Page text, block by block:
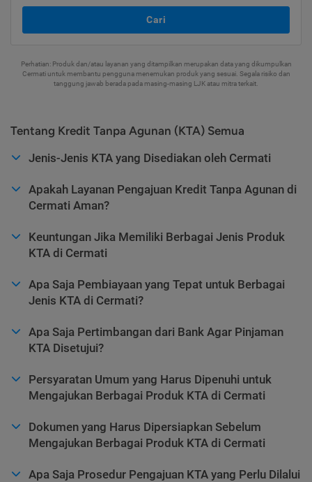
Cari
Perhatian: Produk dan/atau layanan yang ditampilkan merupakan data yang dikumpulkan
Cermati untuk membantu pengguna menemukan produk yang sesuai. Segala risiko dan
tanggung jawab berada pada masing-masing LJK atau mitra terkait.
Tentang Kredit Tanpa Agunan (KTA) Semua
Jenis-Jenis KTA yang Disediakan oleh Cermati
Apakah Layanan Pengajuan Kredit Tanpa Agunan di
Cermati Aman?
Keuntungan Jika Memiliki Berbagai Jenis Produk
KTA di Cermati
Apa Saja Pembiayaan yang Tepat untuk Berbagai
Jenis KTA di Cermati?
Apa Saja Pertimbangan dari Bank Agar Pinjaman
KTA Disetujui?
Persyaratan Umum yang Harus Dipenuhi untuk
Mengajukan Berbagai Produk KTA di Cermati
Dokumen yang Harus Dipersiapkan Sebelum
Mengajukan Berbagai Produk KTA di Cermati
Apa Saja Prosedur Pengajuan KTA yang Perlu Dilalui